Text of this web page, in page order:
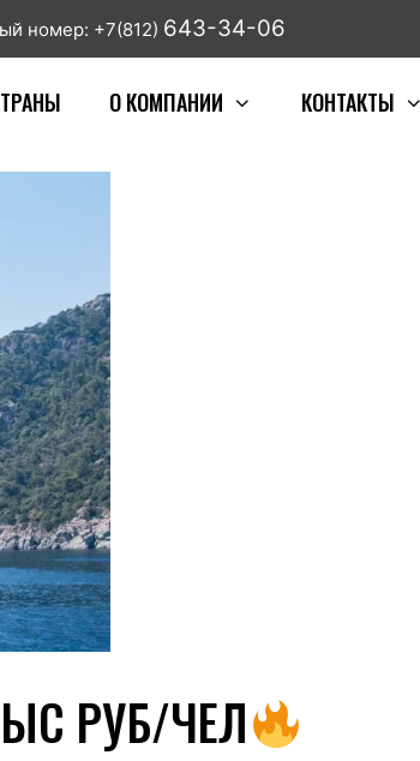
номер: +7(812) 643-34-06
О КОМПАНИИ КОНТАКТЫ
РУБ/ЧЕЛ